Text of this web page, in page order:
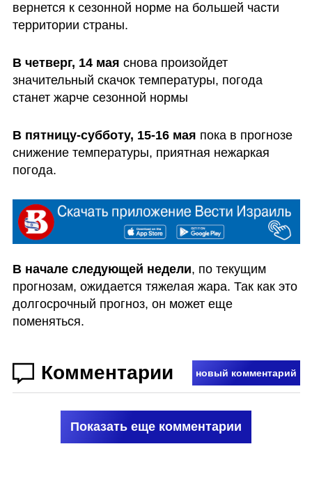
вернется к сезонной норме на большей части
территории страны.
В четверг, 14 мая снова произойдет
значительный скачок температуры, погода
станет жарче сезонной нормы
В пятницу-субботу, 15-16 мая пока в прогнозе
снижение температуры, приятная нежаркая
погода.
В начале следующей недели, по текущим
прогнозам, ожидается тяжелая жара. Так как это
долгосрочный прогноз, он может еще
поменяться.
Комментарии новый комментарий
Показать еще комментарии